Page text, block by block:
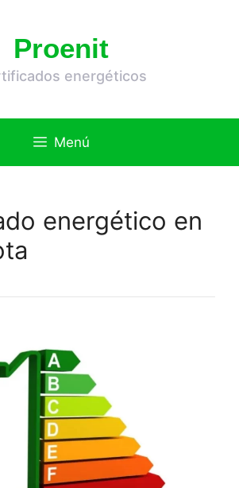
Proenit
energéticos
Menú
energético en